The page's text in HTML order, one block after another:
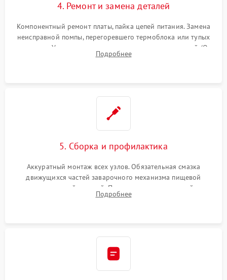
4. Ремонт и замена деталей
Компонентный ремонт платы, пайка цепей питания. Замена
неисправной помпы, перегоревшего термоблока или тупых
жерновов. Установка новых силиконовых уплотнителей (O-
ring) и тефлоновых трубок для надежного устранения
Подробнее
5. Сборка и профилактика
Аккуратный монтаж всех узлов. Обязательная смазка
движущихся частей заварочного механизма пищевой
силиконовой смазкой. Проведение программной
декальцинации и очистки системы от кофейных масел.
Подробнее